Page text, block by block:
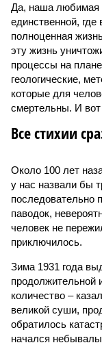
Да, наша любимая
единственной,
полноценная
эту жизнь
процессы на
геологические,
которые для
смертельны. И вот
Все стихии
Около 100 лет
у нас назвали бы
последовательно
паводок,
человек не
приключилось.
Зима 1931 года
продолжительной
количество –
великой суши,
обратилось
начался